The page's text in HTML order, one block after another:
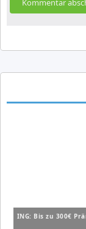
ING: Bis zu 300€